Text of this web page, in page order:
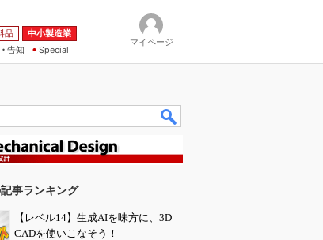
品
中小製造業
告知 Special
マイページ
事ランキング
【レベル14】生成AIを味方に、3D
CADを使いこなそう！